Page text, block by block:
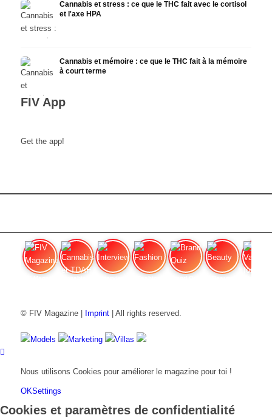
Cannabis et stress : ce que le THC fait avec le cortisol
et l'axe HPA
Cannabis et mémoire : ce que le THC fait à la mémoire
à court terme
FIV App
Get the app!
© FIV Magazine | Imprint| All rights reserved.
Models Marketing Villas
Nous utilisons Cookies pour améliorer le magazine pour toi !
OKSettings
Cookies et paramètres de confidentialité